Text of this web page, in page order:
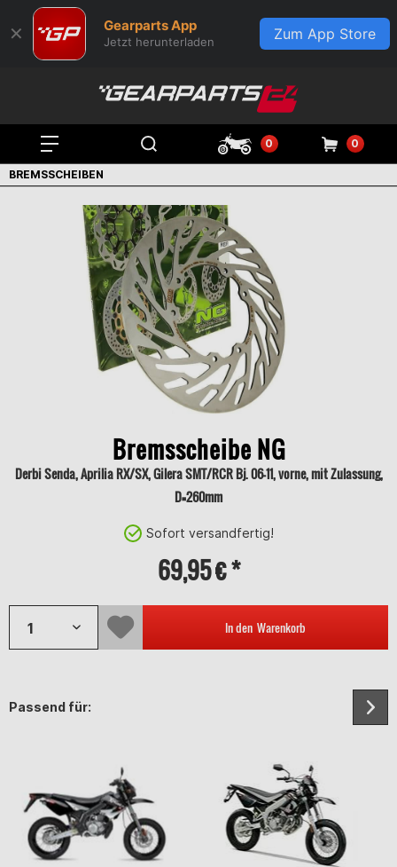
✕ Gearparts App
Jetzt herunterladen Zum App Store
0 0
BREMSSCHEIBEN
Bremsscheibe NG
Derbi Senda, Aprilia RX/SX, Gilera SMT/RCR Bj. 06-11, vorne, mit Zulassung,
D=260mm
Sofort versandfertig!
69,95 € *
In den Warenkorb
Passend für: